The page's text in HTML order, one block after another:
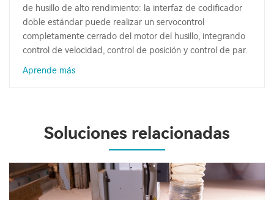
de husillo de alto rendimiento: la interfaz de codificador
doble estándar puede realizar un servocontrol
completamente cerrado del motor del husillo, integrando
control de velocidad, control de posición y control de par.
Aprende más
Soluciones relacionadas